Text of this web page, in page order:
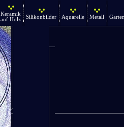
Keramik
auf Holz
Silikonbilder Aquarelle Metall